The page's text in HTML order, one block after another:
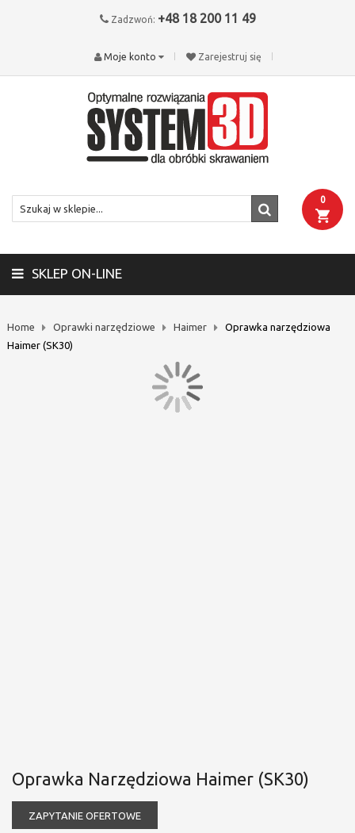
Zadzwoń: +48 18 200 11 49
Zarejestruj się
Moje konto
0
SKLEP ON-LINE
Home Oprawki narzędziowe Haimer
Oprawka narzędziowa
Haimer (SK30)
Oprawka Narzędziowa Haimer (SK30)
ZAPYTANIE OFERTOWE